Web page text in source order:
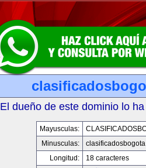
El dueño de este dominio lo
Mayusculas:
Minusculas:
Longitud:
18 caracteres